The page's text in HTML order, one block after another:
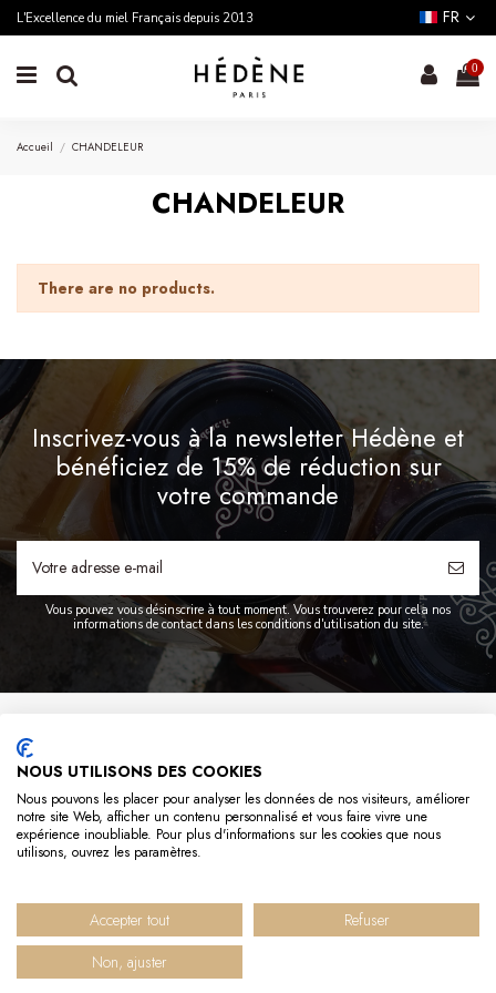
L'Excellence du miel Français depuis 2013 FR
0
Accueil CHANDELEUR
CHANDELEUR
There are no products.
Inscrivez-vous à la newsletter Hédène et
bénéficiez de 15% de réduction sur
votre commande
Vous pouvez vous désinscrire à tout moment. Vous trouverez pour cela nos
informations de contact dans les conditions d'utilisation du site.
A PROPOS
INFO
LIENS UTILES
CONTACTEZ-NOUS
© 2025 Hédène - Tous droits réservés
NOUS UTILISONS DES COOKIES
Nous pouvons les placer pour analyser les données de nos visiteurs, améliorer
notre site Web, afficher un contenu personnalisé et vous faire vivre une
expérience inoubliable. Pour plus d'informations sur les cookies que nous
utilisons, ouvrez les paramètres.
Accepter tout
Refuser
Non, ajuster